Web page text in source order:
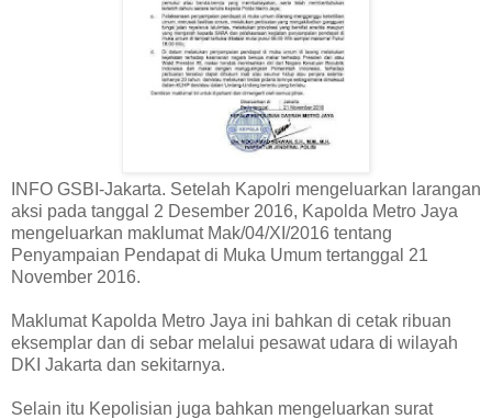
INFO GSBI-Jakarta. Setelah Kapolri mengeluarkan larangan
aksi pada tanggal 2 Desember 2016, Kapolda Metro Jaya
mengeluarkan maklumat Mak/04/XI/2016 tentang
Penyampaian Pendapat di Muka Umum tertanggal 21
November 2016.
Maklumat Kapolda Metro Jaya ini bahkan di cetak ribuan
eksemplar dan di sebar melalui pesawat udara di wilayah
DKI Jakarta dan sekitarnya.
Selain itu Kepolisian juga bahkan mengeluarkan surat